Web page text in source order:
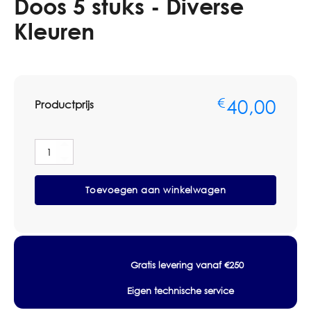
Kleuren
Productprijs €40,00
Superpad
20"
-
Doos
Toevoegen aan winkelwagen
Gratis levering vanaf €250
Eigen technische service